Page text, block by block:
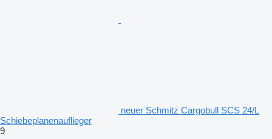
neuer Schmitz Cargobull SCS 24/L
Schiebeplanenauflieger
9